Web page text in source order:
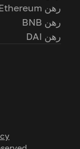
رهن Ethereum
رهن BNB
رهن DAI